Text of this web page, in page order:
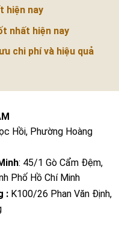
hiện nay
nhất hiện nay
chi phí và hiệu quả
Hồi, Phường Hoàng
: 45/1 Gò Cẩm Đệm,
Phố Hồ Chí Minh
:K100/26 Phan Văn Định,